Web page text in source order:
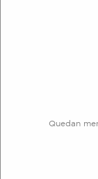
Quedan